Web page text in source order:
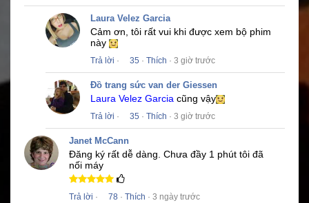
Laura Velez Garcia
Cảm ơn, tôi rất vui khi được xem bộ phim
này
Trả lời · 35 · Thích · 3 giờ trước
Đồ trang sức van der Giessen
Laura Velez Garcia cũng vậy
Trả lời · 35 · Thích · 3 giờ trước
Janet McCann
Đăng ký rất dễ dàng. Chưa đầy 1 phút tôi đã
nối máy
Trả lời · 78 · Thích · 3 ngày trước